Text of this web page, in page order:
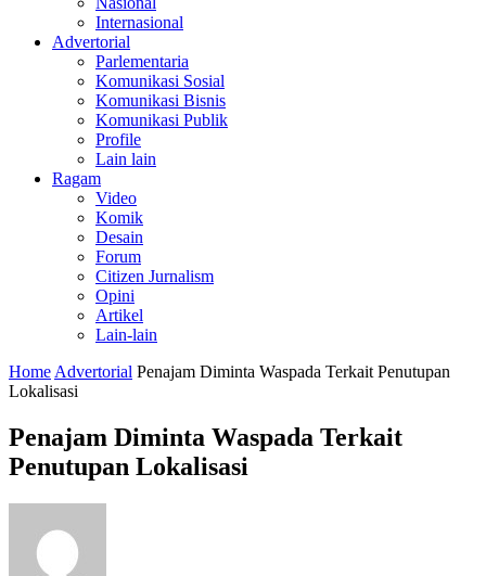
Internasional
Advertorial
Parlementaria
Komunikasi Sosial
Komunikasi Bisnis
Komunikasi Publik
Profile
Lain lain
Ragam
Video
Komik
Desain
Forum
Citizen Jurnalism
Opini
Artikel
Lain-lain
Home Advertorial Penajam Diminta Waspada Terkait Penutupan
Lokalisasi
Penajam Diminta Waspada Terkait
Penutupan Lokalisasi